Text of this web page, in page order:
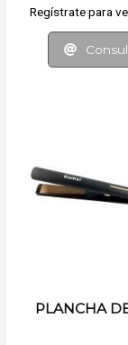
Regístrate para
PLANCHA